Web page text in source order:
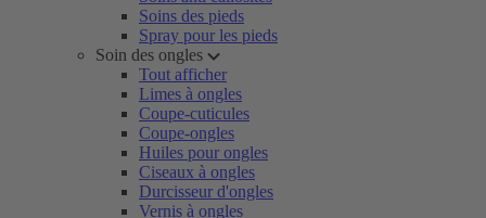
Soins des pieds
Spray pour les pieds
Soin des ongles
Tout afficher
Limes à ongles
Coupe-cuticules
Coupe-ongles
Huiles pour ongles
Ciseaux à ongles
Durcisseur d'ongles
Vernis à ongles